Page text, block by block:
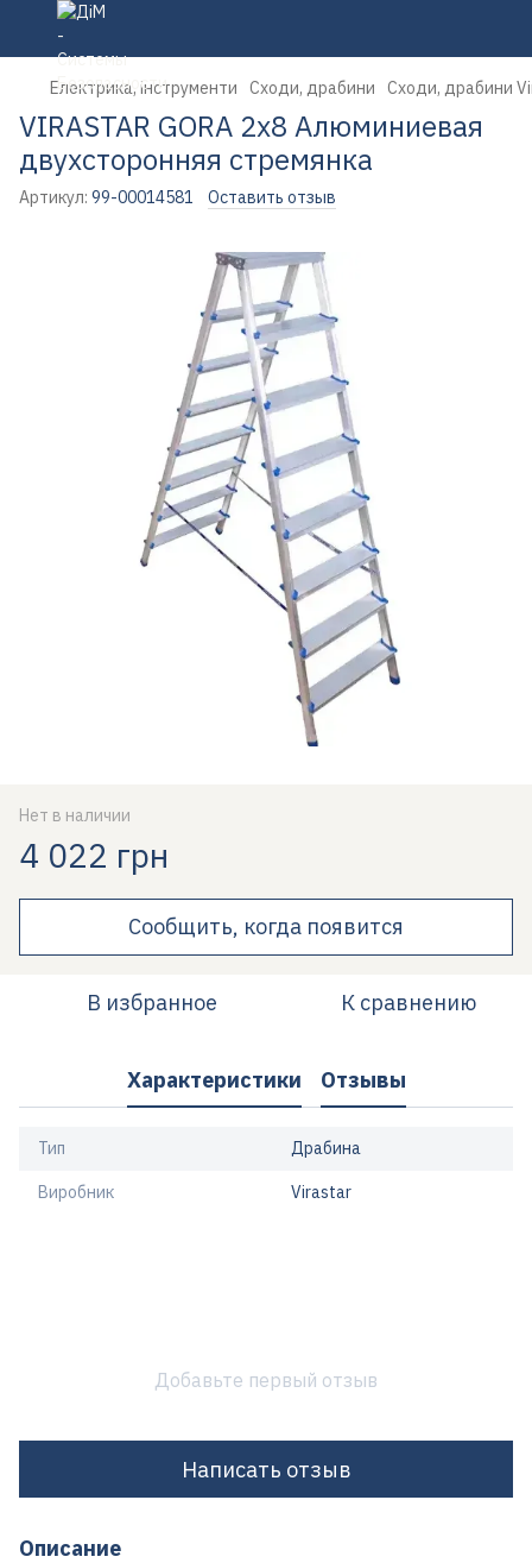
Електрика, інструменти Сходи, драбини Сходи, драбини
VIRASTAR GORA 2х8 Алюминиевая
двухсторонняя стремянка
Артикул: 99-00014581 Оставить отзыв
Нет в наличии
4 022 грн
Сообщить, когда появится
В избранное К сравнению
Характеристики Отзывы
Тип Драбина
Виробник Virastar
Добавьте первый отзыв
Написать отзыв
Описание